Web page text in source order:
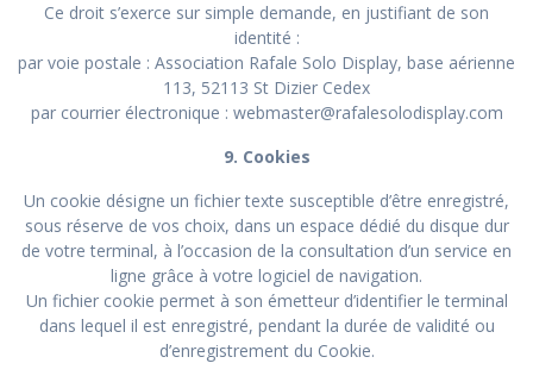
Ce droit s’exerce sur simple demande, en justifiant de son
identité :
par voie postale : Association Rafale Solo Display, base aérienne
113, 52113 St Dizier Cedex
par courrier électronique : webmaster@rafalesolodisplay.com
9. Cookies
Un cookie désigne un fichier texte susceptible d’être enregistré,
sous réserve de vos choix, dans un espace dédié du disque dur
de votre terminal, à l’occasion de la consultation d’un service en
ligne grâce à votre logiciel de navigation.
Un fichier cookie permet à son émetteur d’identifier le terminal
dans lequel il est enregistré, pendant la durée de validité ou
d’enregistrement du Cookie.